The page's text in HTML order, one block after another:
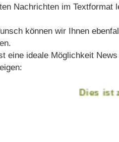
Nachrichten im Textformat
können wir Ihnen
eine ideale Möglichkeit
Dies ist